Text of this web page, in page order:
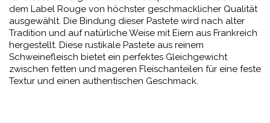
dem Label Rouge von höchster geschmacklicher Qualität
ausgewählt. Die Bindung dieser Pastete wird nach alter
Tradition und auf natürliche Weise mit Eiern aus Frankreich
hergestellt. Diese rustikale Pastete aus reinem
Schweinefleisch bietet ein perfektes Gleichgewicht
zwischen fetten und mageren Fleischanteilen für eine feste
Textur und einen authentischen Geschmack.